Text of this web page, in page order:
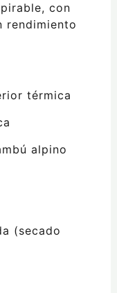
con
rendimiento
térmica
alpino
(secado